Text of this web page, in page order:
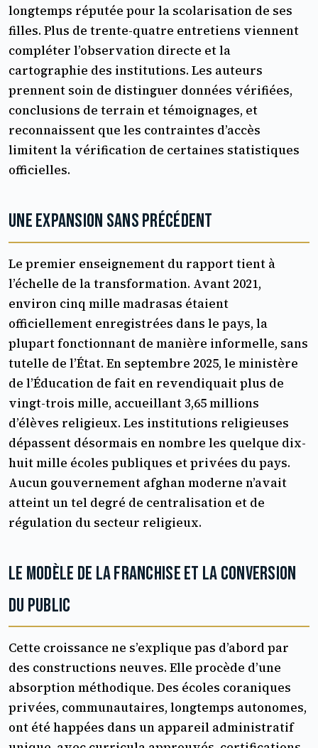
longtemps réputée pour la scolarisation de ses
filles. Plus de trente-quatre entretiens viennent
compléter l’observation directe et la
cartographie des institutions. Les auteurs
prennent soin de distinguer données vérifiées,
conclusions de terrain et témoignages, et
reconnaissent que les contraintes d’accès
limitent la vérification de certaines statistiques
officielles.
Une expansion sans précédent
Le premier enseignement du rapport tient à
l’échelle de la transformation. Avant 2021,
environ cinq mille madrasas étaient
officiellement enregistrées dans le pays, la
plupart fonctionnant de manière informelle, sans
tutelle de l’État. En septembre 2025, le ministère
de l’Éducation de fait en revendiquait plus de
vingt-trois mille, accueillant 3,65 millions
d’élèves religieux. Les institutions religieuses
dépassent désormais en nombre les quelque dix-
huit mille écoles publiques et privées du pays.
Aucun gouvernement afghan moderne n’avait
atteint un tel degré de centralisation et de
régulation du secteur religieux.
Le modèle de la franchise et la conversion
du public
Cette croissance ne s’explique pas d’abord par
des constructions neuves. Elle procède d’une
absorption méthodique. Des écoles coraniques
privées, communautaires, longtemps autonomes,
ont été happées dans un appareil administratif